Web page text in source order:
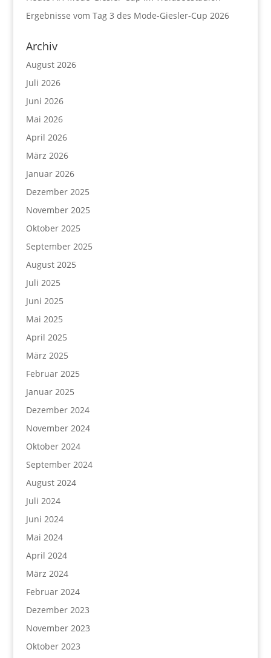
Ergebnisse vom Tag 3 des Mode-Giesler-Cup 2026
Archiv
August 2026
Juli 2026
Juni 2026
Mai 2026
April 2026
März 2026
Januar 2026
Dezember 2025
November 2025
Oktober 2025
September 2025
August 2025
Juli 2025
Juni 2025
Mai 2025
April 2025
März 2025
Februar 2025
Januar 2025
Dezember 2024
November 2024
Oktober 2024
September 2024
August 2024
Juli 2024
Juni 2024
Mai 2024
April 2024
März 2024
Februar 2024
Dezember 2023
November 2023
Oktober 2023